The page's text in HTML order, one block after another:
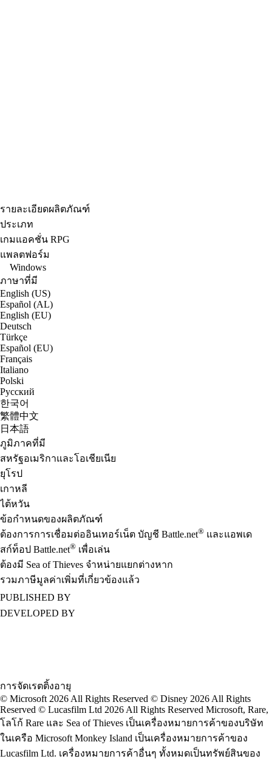
รายละเอียดผลิตภัณฑ์
ประเภท
เกมแอคชั่น RPG
แพลตฟอร์ม
Windows
ภาษาที่มี
English (US)
Español (AL)
English (EU)
Deutsch
Türkçe
Español (EU)
Français
Italiano
Polski
Русский
한국어
繁體中文
日本語
ภูมิภาคที่มี
สหรัฐอเมริกาและโอเชียเนีย
ยุโรป
เกาหลี
ไต้หวัน
ข้อกำหนดของผลิตภัณฑ์
ต้องการการเชื่อมต่ออินเทอร์เน็ต บัญชี Battle.net® และแอพเด
สก์ท็อป Battle.net® เพื่อเล่น
ต้องมี Sea of Thieves จำหน่ายแยกต่างหาก
รวมภาษีมูลค่าเพิ่มที่เกี่ยวข้องแล้ว
PUBLISHED BY
DEVELOPED BY
การจัดเรตติ้งอายุ
© Microsoft 2026 All Rights Reserved © Disney 2026 All Rights
Reserved © Lucasfilm Ltd 2026 All Rights Reserved Microsoft, Rare,
โลโก้ Rare และ Sea of Thieves เป็นเครื่องหมายการค้าของบริษัท
ในเครือ Microsoft Monkey Island เป็นเครื่องหมายการค้าของ
Lucasfilm Ltd. เครื่องหมายการค้าอื่นๆ ทั้งหมดเป็นทรัพย์สินของ